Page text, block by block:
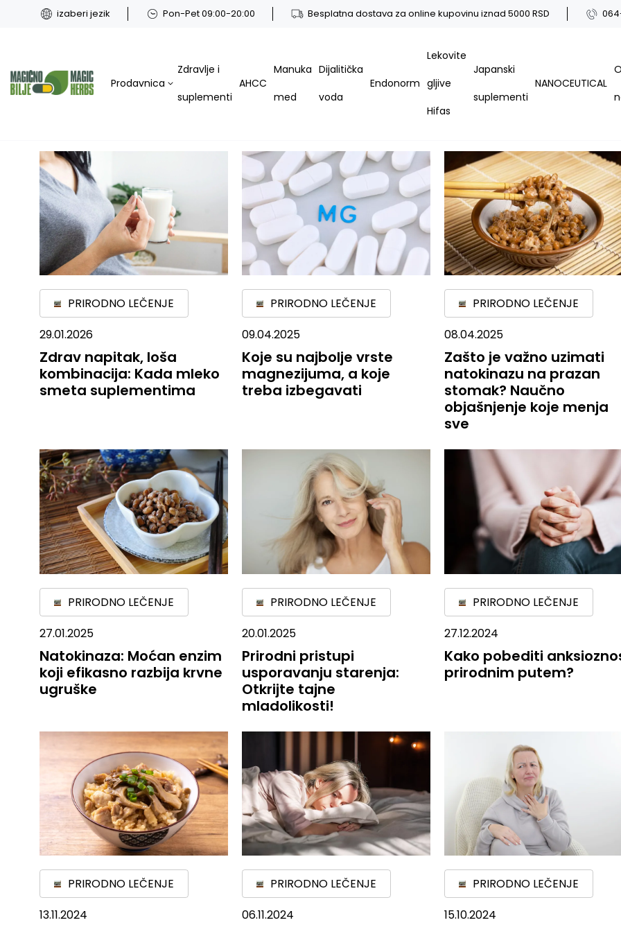
izaberi jezik Pon-Pet 09:00-20:00 Besplatna dostava za online kupovinu iznad 5000 RSD
Prodavnica
Zdravlje i
suplementi
AHCC
Manuka
med
Dijalitička
voda
Endonorm
Lekovite
gljive
Hifas
Japanski
suplementi
NANOCEUTICAL
PRIRODNO LEČENJE
29.01.2026
Zdrav napitak, loša
kombinacija: Kada mleko
smeta suplementima
PRIRODNO LEČENJE
09.04.2025
Koje su najbolje vrste
magnezijuma, a koje
treba izbegavati
PRIRODNO LEČENJE
08.04.2025
Zašto je važno uzimati
natokinazu na prazan
stomak? Naučno
objašnjenje koje menja
sve
PRIRODNO LEČENJE
27.01.2025
Natokinaza: Moćan enzim
koji efikasno razbija krvne
ugruške
PRIRODNO LEČENJE
20.01.2025
Prirodni pristupi
usporavanju starenja:
Otkrijte tajne
mladolikosti!
PRIRODNO LEČENJE
27.12.2024
Kako pobediti
prirodnim putem?
PRIRODNO LEČENJE
13.11.2024
PRIRODNO LEČENJE
06.11.2024
PRIRODNO LEČENJE
15.10.2024